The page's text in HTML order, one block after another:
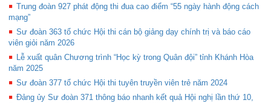
Trung đoàn 927 phát động thi đua cao điểm “55 ngày hành động cách
mạng”
Sư đoàn 363 tổ chức Hội thi cán bộ giảng dạy chính trị và báo cáo
viên giỏi năm 2026
Lễ xuất quân Chương trình “Học kỳ trong Quân đội” tỉnh Khánh Hòa
năm 2025
Sư đoàn 377 tổ chức Hội thi tuyên truyền viên trẻ năm 2024
Đảng ủy Sư đoàn 371 thông báo nhanh kết quả Hội nghị lần thứ 10,